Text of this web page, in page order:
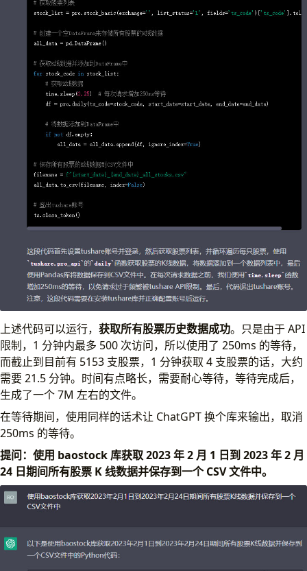
上述代码可以运行， 获取所有股票历史数据成功。只是由于 API
限制，1 分钟内最多 500 次访问，所以使用了 250ms 的等待，
而截止到目前有 5153 支股票，1 分钟获取 4 支股票的话，大约
需要 21.5 分钟。时间有点略长，需要耐心等待，等待完成后，
生成了一个 7M 左右的文件。
在等待期间，使用同样的话术让 ChatGPT 换个库来输出，取消
250ms 的等待。
提问：使用 baostock 库获取 2023 年 2 月 1 日到 2023 年 2 月
24 日期间所有股票 K 线数据并保存到一个 CSV 文件中。